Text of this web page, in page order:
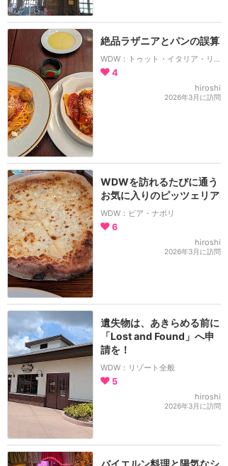
絶品ラザニアとパンの誤算
WDW：トゥット・イタリア・リストランテ
4
hiroshi
2026年3月に訪問
WDWを訪れるたびに通う
お気に入りのピッツェリア
WDW：ビア・ナポリ
6
hiroshi
2026年3月に訪問
遺失物は、あきらめる前に
「Lost and Found」へ申
請を！
WDW：リゾート全般
5
hiroshi
2026年3月に訪問
バイエルン料理と陽気なシ